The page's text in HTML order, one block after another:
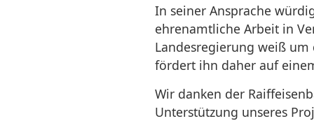
In seiner Ansprache
ehrenamtliche Arbeit in
Landesregierung weiß
fördert ihn daher auf
Wir danken der
Unterstützung unseres